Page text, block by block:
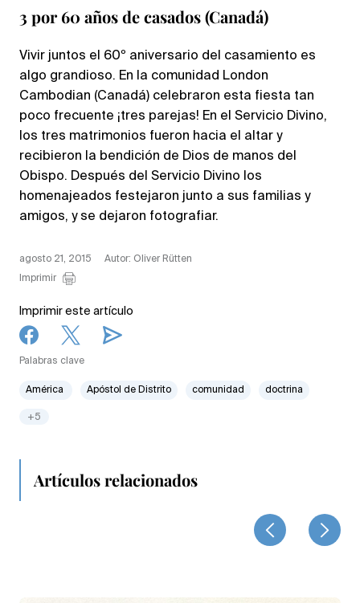
3 por 60 años de casados (Canadá)
Vivir juntos el 60º aniversario del casamiento es
algo grandioso. En la comunidad London
Cambodian (Canadá) celebraron esta fiesta tan
poco frecuente ¡tres parejas! En el Servicio Divino,
los tres matrimonios fueron hacia el altar y
recibieron la bendición de Dios de manos del
Obispo. Después del Servicio Divino los
homenajeados festejaron junto a sus familias y
amigos, y se dejaron fotografiar.
agosto 21, 2015
Autor: Oliver Rütten
Imprimir
Imprimir este artículo
Palabras clave
América Apóstol de Distrito comunidad doctrina
+5
Artículos relacionados